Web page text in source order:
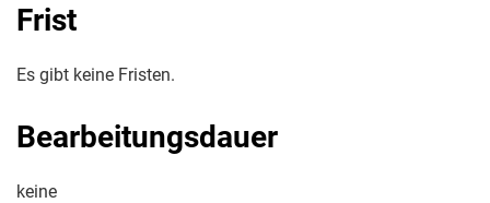
Frist
Es gibt keine Fristen.
Bearbeitungsdauer
keine